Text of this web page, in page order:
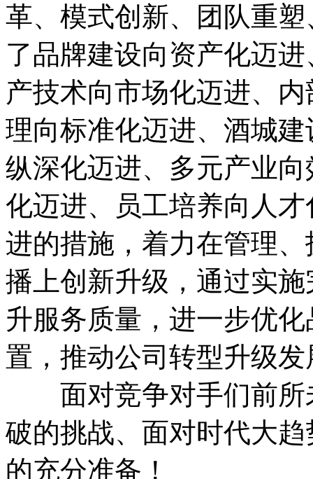
革、模式创新、团队重
了品牌建设向资产化迈
产技术向市场化迈进、
理向标准化迈进、酒城
纵深化迈进、多元产业
化迈进、员工培养向人
进的措施，着力在管理
播上创新升级，通过实
升服务质量，进一步优
置，推动公司转型升级发
面对竞争对手们前所
破的挑战、面对时代大
的充分准备！